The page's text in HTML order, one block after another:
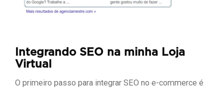
Integrando SEO na minha Loja
Virtual
O primeiro passo para integrar SEO no e-commerce é